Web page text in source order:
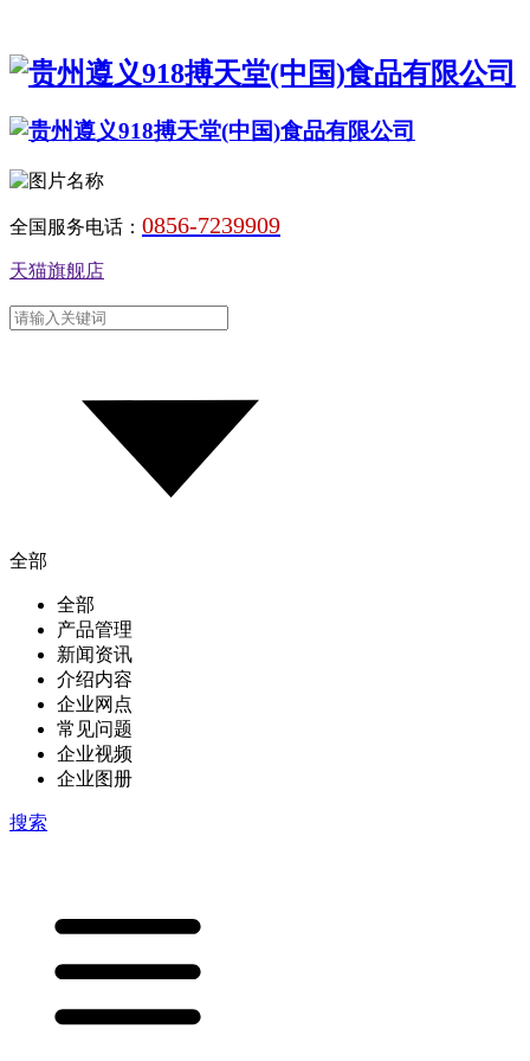
全国服务电话： 0856-7239909
天猫旗舰店
全部
全部
产品管理
新闻资讯
介绍内容
企业网点
常见问题
企业视频
企业图册
搜索